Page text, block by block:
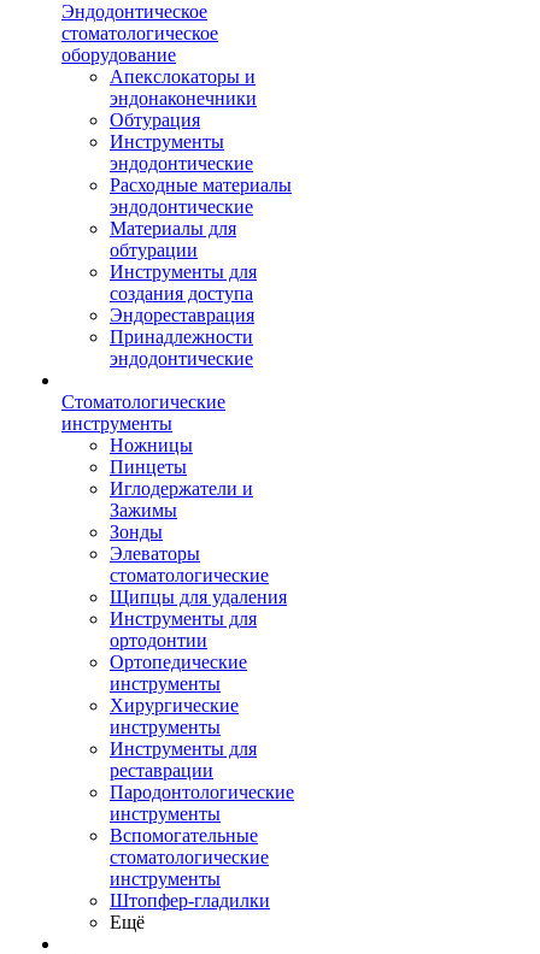
Эндодонтическое
стоматологическое
оборудование
Апекслокаторы и
эндонаконечники
Обтурация
Инструменты
эндодонтические
Расходные материалы
эндодонтические
Материалы для
обтурации
Инструменты для
создания доступа
Эндореставрация
Принадлежности
эндодонтические
Стоматологические
инструменты
Ножницы
Пинцеты
Иглодержатели и
Зажимы
Зонды
Элеваторы
стоматологические
Щипцы для удаления
Инструменты для
ортодонтии
Ортопедические
инструменты
Хирургические
инструменты
Инструменты для
реставрации
Пародонтологические
инструменты
Вспомогательные
стоматологические
инструменты
Штопфер-гладилки
Ещё